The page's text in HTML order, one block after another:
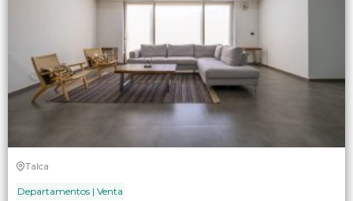
Talca
Departamentos | Venta